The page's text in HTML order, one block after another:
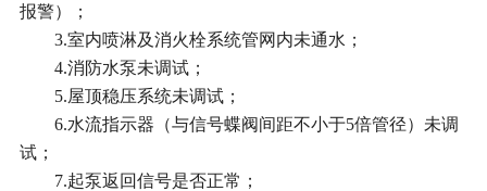
报警）；
3.室内喷淋及消火栓系统管网内未通水；
4.消防水泵未调试；
5.屋顶稳压系统未调试；
6.水流指示器（与信号蝶阀间距不小于5倍管径）未调
试；
7.起泵返回信号是否正常；